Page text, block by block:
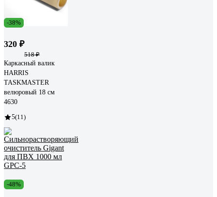
-38%
320 ₽
518 ₽
Каркасный валик
HARRIS
TASKMASTER
велюровый 18 см
4630
5(11)
-48%